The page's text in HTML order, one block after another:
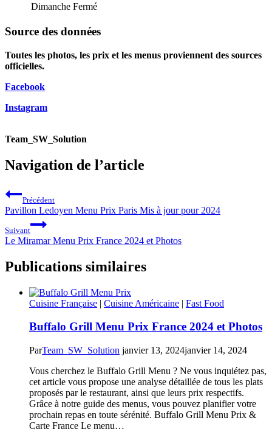
Dimanche Fermé
Source des données
Toutes les photos, les prix et les menus proviennent des sources
officielles.
Facebook
Instagram
Team_SW_Solution
Navigation de l’article
Précédent
Pavillon Ledoyen Menu Prix Paris Mis à jour pour 2024
Suivant
Le Miramar Menu Prix France 2024 et Photos
Publications similaires
Cuisine Française | Cuisine Américaine | Fast Food
Buffalo Grill Menu Prix France 2024 et Photos
ParTeam_SW_Solution janvier 13, 2024janvier 14, 2024
Vous cherchez le Buffalo Grill Menu ? Ne vous inquiétez pas,
cet article vous propose une analyse détaillée de tous les plats
proposés par le restaurant, ainsi que leurs prix respectifs.
Grâce à notre guide des menus, vous pouvez planifier votre
prochain repas en toute sérénité. Buffalo Grill Menu Prix &
Carte France Le menu…